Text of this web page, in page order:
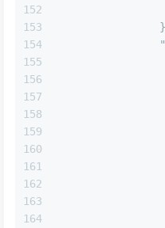
151
152
153
154
155
156
157
158
159
160
161
162
163
}